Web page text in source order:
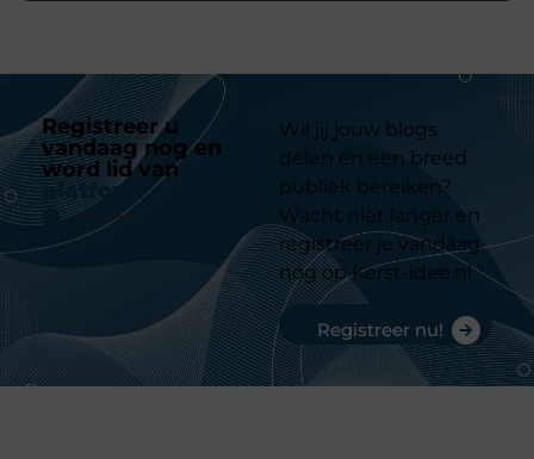
Registreer u
vandaag nog en
word lid van
platform
Wil jij jouw blogs
delen en een breed
publiek bereiken?
Wacht niet langer en
registreer je vandaag
nog op Kerst-idee.nl
Registreer nu!